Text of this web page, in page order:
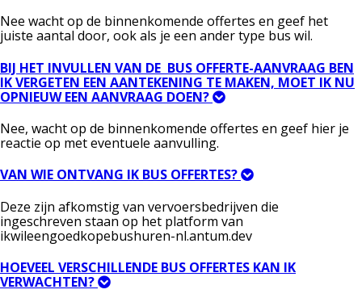
Nee wacht op de binnenkomende offertes en geef het
juiste aantal door, ook als je een ander type bus wil.
BIJ HET INVULLEN VAN DE BUS OFFERTE-AANVRAAG BEN
IK VERGETEN EEN AANTEKENING TE MAKEN, MOET IK NU
OPNIEUW EEN AANVRAAG DOEN?
Nee, wacht op de binnenkomende offertes en geef hier je
reactie op met eventuele aanvulling.
VAN WIE ONTVANG IK BUS OFFERTES?
Deze zijn afkomstig van vervoersbedrijven die
ingeschreven staan op het platform van
ikwileengoedkopebushuren-nl.antum.dev
HOEVEEL VERSCHILLENDE BUS OFFERTES KAN IK
VERWACHTEN?